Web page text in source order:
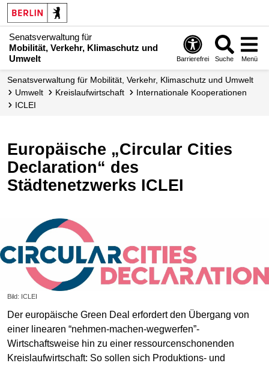
Senatsverwaltung für
Mobilität, Verkehr, Klimaschutz und
Umwelt
Barrierefrei Suche Menü
Senatsverwaltung für Mobilität, Verkehr, Klimaschutz und Umwelt
Umwelt
Kreislauf­wirtschaft
Internationale Kooperationen
ICLEI
Europäische „Circular Cities
Declaration“ des
Städtenetzwerks ICLEI
Bild: ICLEI
Der europäische Green Deal erfordert den Übergang von
einer linearen “nehmen-machen-wegwerfen”-
Wirtschaftsweise hin zu einer ressourcenschonenden
Kreislaufwirtschaft: So sollen sich Produktions- und